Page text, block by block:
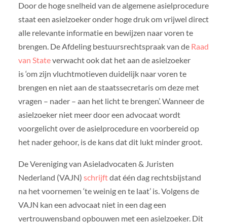
Door de hoge snelheid van de algemene asielprocedure
staat een asielzoeker onder hoge druk om vrijwel direct
alle relevante informatie en bewijzen naar voren te
brengen. De Afdeling bestuursrechtspraak van de Raad
van Stateverwacht ook dat het aan de asielzoeker
is ‘om zijn vluchtmotieven duidelijk naar voren te
brengen en niet aan de staatssecretaris om deze met
vragen – nader – aan het licht te brengen’. Wanneer de
asielzoeker niet meer door een advocaat wordt
voorgelicht over de asielprocedure en voorbereid op
het nader gehoor, is de kans dat dit lukt minder groot.
De Vereniging van Asieladvocaten & Juristen
Nederland (VAJN) schrijftdat één dag rechtsbijstand
na het voornemen ‘te weinig en te laat’ is. Volgens de
VAJN kan een advocaat niet in een dag een
vertrouwensband opbouwen met een asielzoeker. Dit